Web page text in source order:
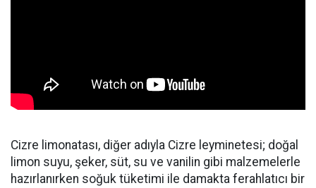
Cizre limonatası, diğer adıyla Cizre leyminetesi; doğal
limon suyu, şeker, süt, su ve vanilin gibi malzemelerle
hazırlanırken soğuk tüketimi ile damakta ferahlatıcı bir